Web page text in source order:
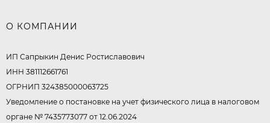
О КОМПАНИИ
ИП Сапрыкин Денис Ростиславович
ИНН 381112661761
ОГРНИП 324385000063725
Уведомление о постановке на учет физического лица в налоговом
органе № 7435773077 от 12.06.2024